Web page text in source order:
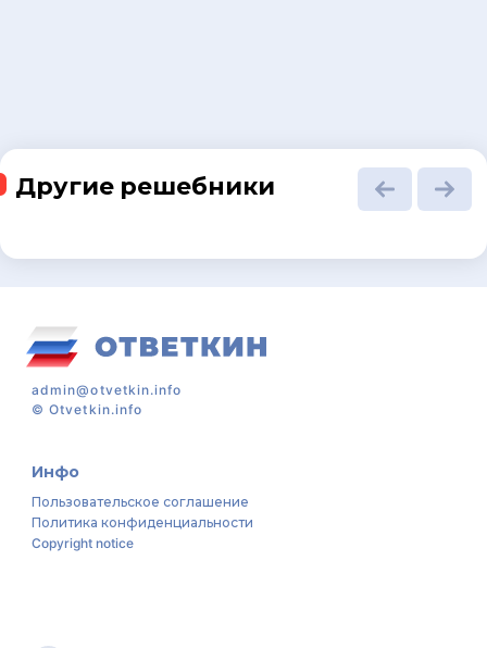
Другие решебники
admin@otvetkin.info
©Otvetkin.info
Инфо
Пользовательское соглашение
Политика конфиденциальности
Copyright notice